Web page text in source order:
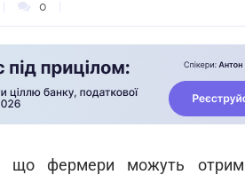
0
що фермери можуть